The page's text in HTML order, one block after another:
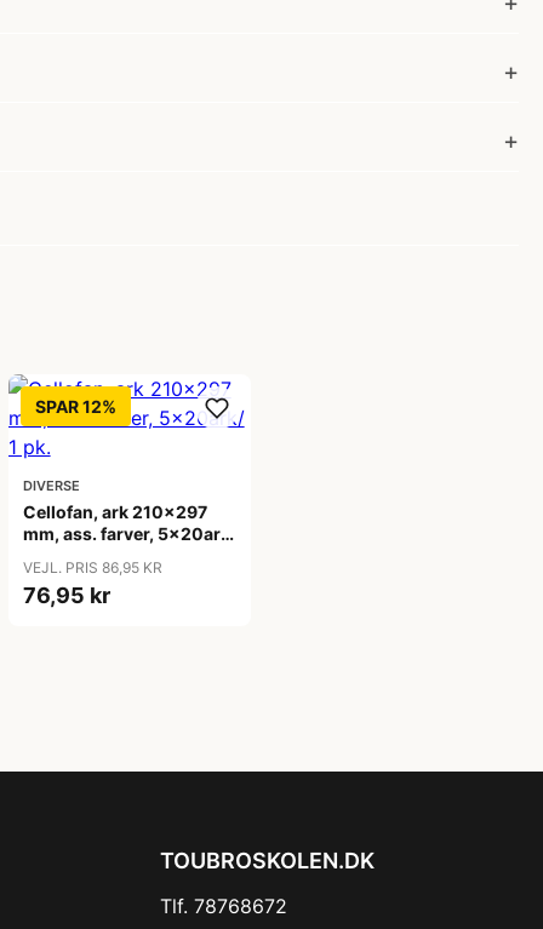
SPAR 12%
DIVERSE
Cellofan, ark 210x297
mm, ass. farver, 5x20ark/
VEJL. PRIS 86,95 KR
76,95 kr
TOUBROSKOLEN.DK
Tlf. 78768672